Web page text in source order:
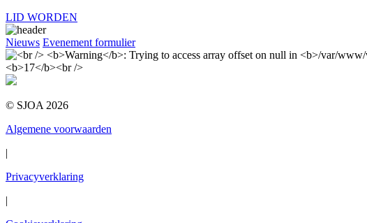
LID WORDEN
Nieuws Evenement formulier
© SJOA 2026
Algemene voorwaarden
|
Privacyverklaring
|